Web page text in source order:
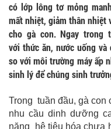
có lớp lông tơ mỏng
mất nhiệt, giảm thân nhiệt
cho gà con. Ngay trong
với thức ăn, nước uống
so với môi trường máy ấp
sinh lý để chúng sinh
Trong tuần đầu, gà con
nhu cầu dinh dưỡng
năng hệ tiêu hóa chưa